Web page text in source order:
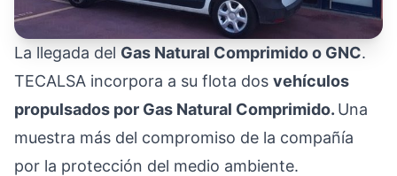
La llegada del Gas Natural Comprimido o GNC.
TECALSA incorpora a su flota dos vehículos
propulsados por Gas Natural Comprimido. Una
muestra más del compromiso de la compañía
por la protección del medio ambiente.